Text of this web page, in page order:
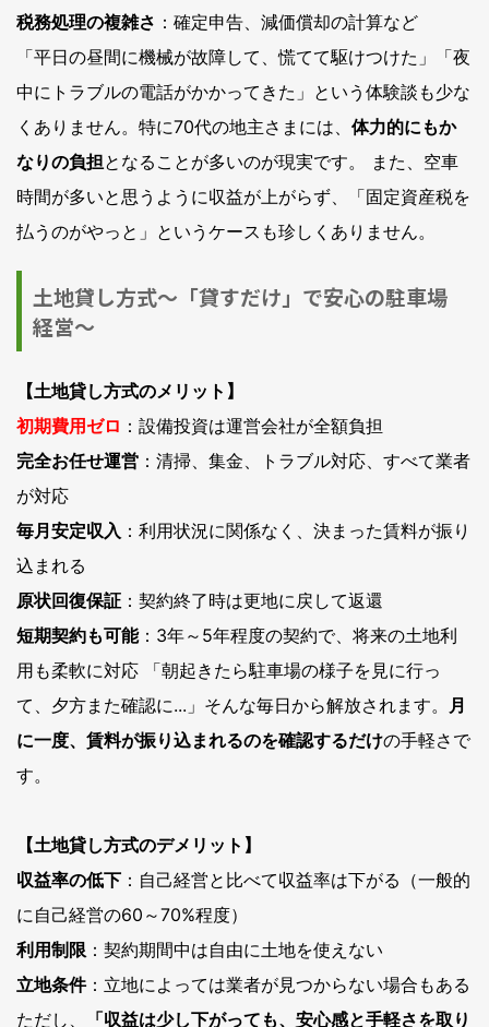
税務処理の複雑さ ：確定申告、減価償却の計算など
「平日の昼間に機械が故障して、慌てて駆けつけた」「夜
中にトラブルの電話がかかってきた」という体験談も少な
くありません。特に70代の地主さまには、 体力的にもか
なりの負担となることが多いのが現実です。 また、空車
時間が多いと思うように収益が上がらず、「固定資産税を
払うのがやっと」というケースも珍しくありません。
土地貸し方式～「貸すだけ」で安心の駐車場
経営～
【土地貸し方式のメリット】
初期費用ゼロ ：設備投資は運営会社が全額負担
完全お任せ運営 ：清掃、集金、トラブル対応、すべて業者
が対応
毎月安定収入 ：利用状況に関係なく、決まった賃料が振り
込まれる
原状回復保証 ：契約終了時は更地に戻して返還
短期契約も可能：3年～5年程度の契約で、将来の土地利
用も柔軟に対応 「朝起きたら駐車場の様子を見に行っ
て、夕方また確認に...」そんな毎日から解放されます。 月
に一度、賃料が振り込まれるのを確認するだけの手軽さで
す。
【土地貸し方式のデメリット】
収益率の低下 ：自己経営と比べて収益率は下がる（一般的
に自己経営の60～70%程度）
利用制限 ：契約期間中は自由に土地を使えない
立地条件：立地によっては業者が見つからない場合もある
ただし、
「収益は少し下がっても、安心感と手軽さを取り